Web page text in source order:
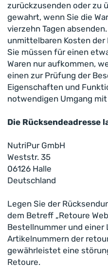
zurückzusenden oder zu
gewahrt, wenn Sie die
vierzehn Tagen
unmittelbaren Kosten der
Sie müssen für einen
Waren nur aufkommen,
einen zur Prüfung der
Eigenschaften und
notwendigen Umgang
Die Rücksendeadresse
NutriPur GmbH
Weststr. 35
06126 Halle
Deutschland
Legen Sie der
dem Betreff „Retoure
Bestellnummer und
Artikelnummern der
gewährleistet eine
Retoure.